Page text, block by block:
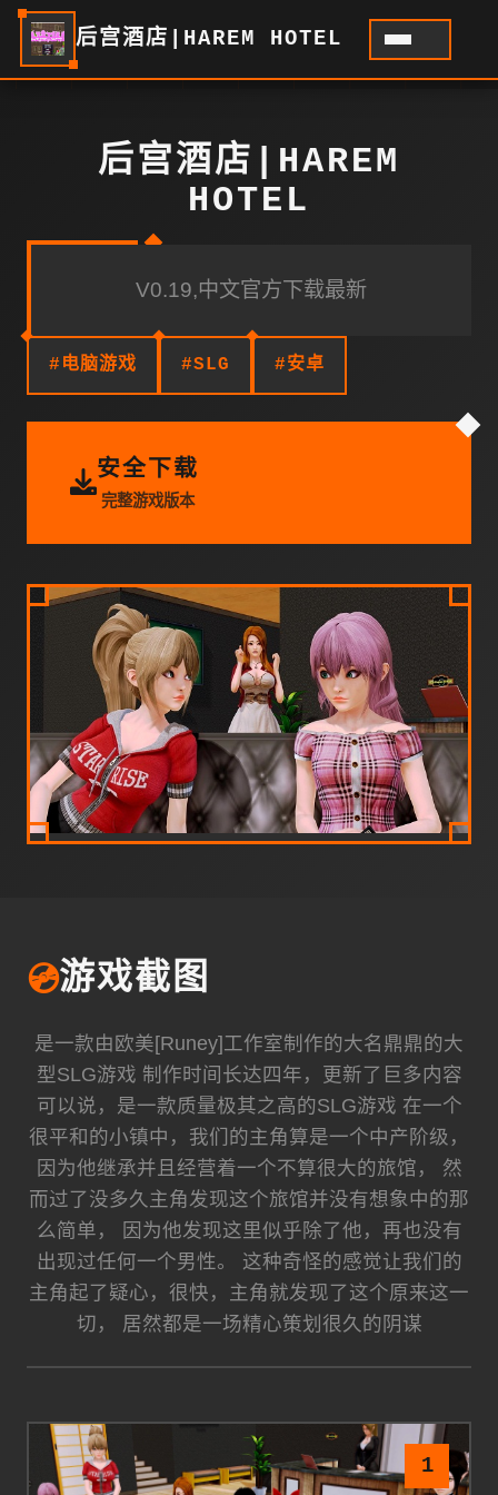
后宫酒店|HAREM HOTEL
后宫酒店|HAREM
HOTEL
V0.19,中文官方下载最新
#电脑游戏 #SLG #安卓
安全下载
完整游戏版本
💿游戏截图
是一款由欧美[Runey]工作室制作的大名鼎鼎的大
型SLG游戏 制作时间长达四年，更新了巨多内容
可以说，是一款质量极其之高的SLG游戏 在一个
很平和的小镇中，我们的主角算是一个中产阶级，
因为他继承并且经营着一个不算很大的旅馆， 然
而过了没多久主角发现这个旅馆并没有想象中的那
么简单， 因为他发现这里似乎除了他，再也没有
出现过任何一个男性。 这种奇怪的感觉让我们的
主角起了疑心，很快，主角就发现了这个原来这一
切， 居然都是一场精心策划很久的阴谋
1